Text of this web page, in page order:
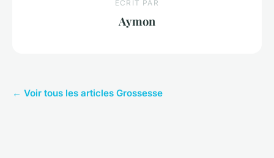
ECRIT PAR
Aymon
← Voir tous les articles Grossesse